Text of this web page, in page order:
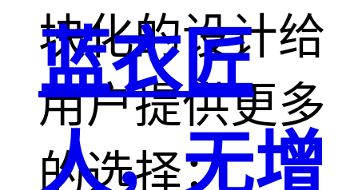
块化的设计给
用户提供更多
的选择；
蓝衣匠
人，无增